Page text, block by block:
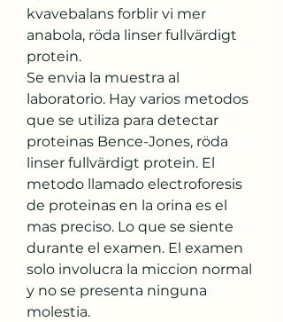
kvavebalans forblir vi mer
anabola, röda linser fullvärdigt
protein.
Se envia la muestra al
laboratorio. Hay varios metodos
que se utiliza para detectar
proteinas Bence-Jones, röda
linser fullvärdigt protein. El
metodo llamado electroforesis
de proteinas en la orina es el
mas preciso. Lo que se siente
durante el examen. El examen
solo involucra la miccion normal
y no se presenta ninguna
molestia.